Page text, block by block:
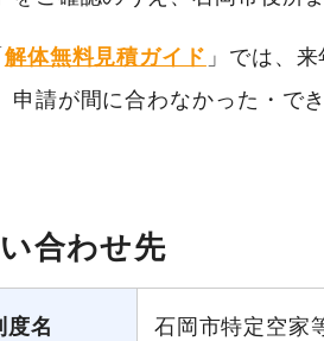
解体無料見積ガイド 」では、
申請が間に合わなかった・で
合わせ先
度名 石岡市特定空家